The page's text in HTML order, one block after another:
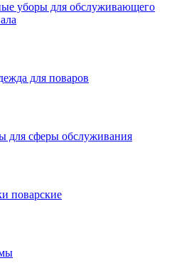
уборы для обслуживающего
для поваров
для сферы обслуживания
поварские